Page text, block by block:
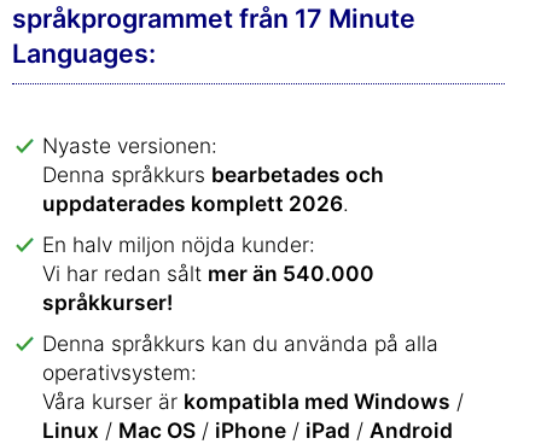
språkprogrammet från 17 Minute
Languages:
Nyaste versionen:
Denna språkkurs bearbetades och
uppdaterades komplett 2026.
En halv miljon nöjda kunder:
Vi har redan sålt mer än 540.000
språkkurser!
Denna språkkurs kan du använda på alla
operativsystem:
Våra kurser är kompatibla med Windows /
Linux / Mac OS / iPhone / iPad / Android